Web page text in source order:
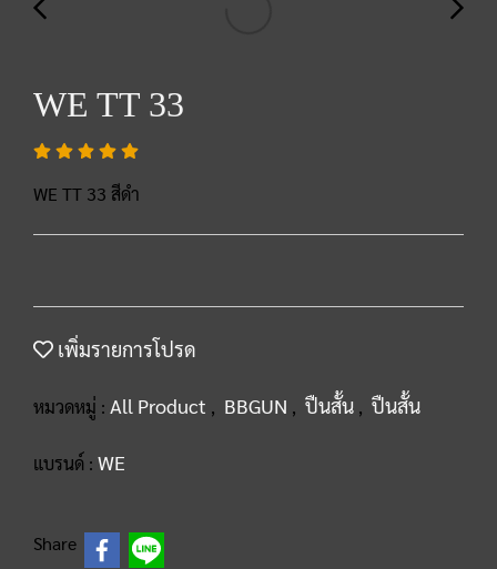
WE TT 33
WE TT 33 สีดำ
เพิ่มรายการโปรด
หมวดหมู่ : All Product , BBGUN , ปืนสั้น , ปืนสั้น
แบรนด์ : WE
Share